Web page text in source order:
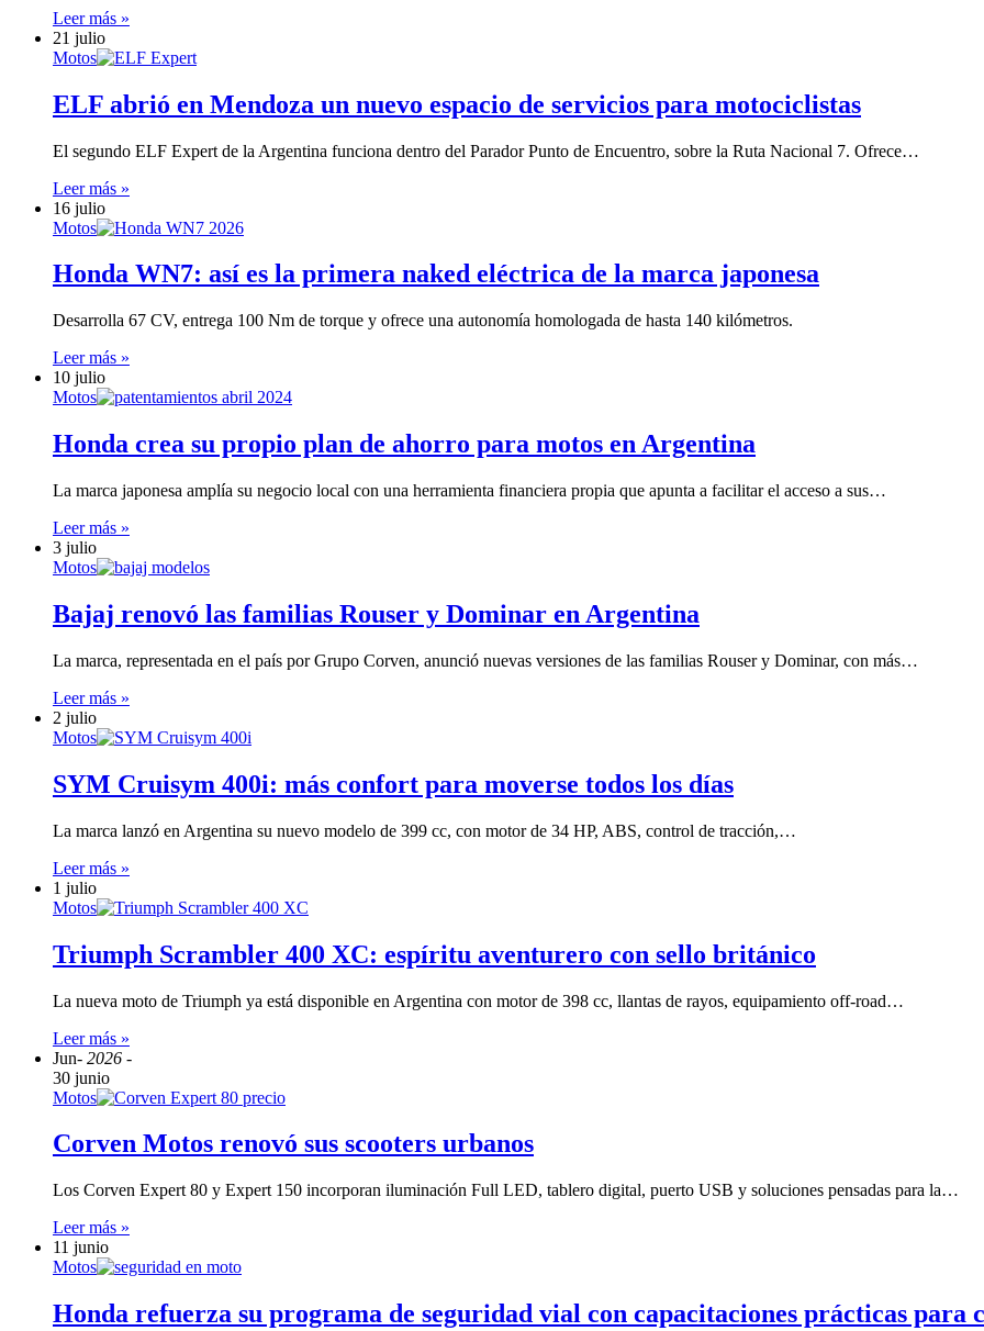
Leer más »
21 julio
Motos
ELF abrió en Mendoza un nuevo espacio de servicios para motociclistas
El segundo ELF Expert de la Argentina funciona dentro del Parador Punto de Encuentro, sobre la Ruta Nacional 7. Ofrece…
Leer más »
16 julio
Motos
Honda WN7: así es la primera naked eléctrica de la marca japonesa
Desarrolla 67 CV, entrega 100 Nm de torque y ofrece una autonomía homologada de hasta 140 kilómetros.
Leer más »
10 julio
Motos
Honda crea su propio plan de ahorro para motos en Argentina
La marca japonesa amplía su negocio local con una herramienta financiera propia que apunta a facilitar el acceso a sus…
Leer más »
3 julio
Motos
Bajaj renovó las familias Rouser y Dominar en Argentina
La marca, representada en el país por Grupo Corven, anunció nuevas versiones de las familias Rouser y Dominar, con más…
Leer más »
2 julio
Motos
SYM Cruisym 400i: más confort para moverse todos los días
La marca lanzó en Argentina su nuevo modelo de 399 cc, con motor de 34 HP, ABS, control de tracción,…
Leer más »
1 julio
Motos
Triumph Scrambler 400 XC: espíritu aventurero con sello británico
La nueva moto de Triumph ya está disponible en Argentina con motor de 398 cc, llantas de rayos, equipamiento off-road…
Leer más »
Jun- 2026 -
30 junio
Motos
Corven Motos renovó sus scooters urbanos
Los Corven Expert 80 y Expert 150 incorporan iluminación Full LED, tablero digital, puerto USB y soluciones pensadas para la…
Leer más »
11 junio
Motos
Honda refuerza su programa de seguridad vial con capacitaciones prácticas para